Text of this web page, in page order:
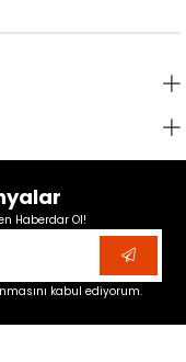
Haberdar Ol!
kabul ediyorum.